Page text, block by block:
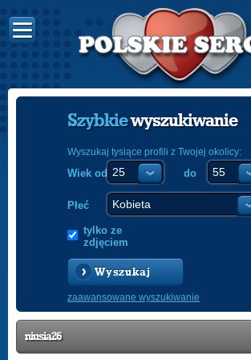
Szybkiewyszukiwanie
Wyszukaj tysiące profili z Twojej okolicy:
Wiek od do
Płeć
tylko ze
zdjęciem
Wyszukaj
zaawansowane wyszukiwanie
niusia26